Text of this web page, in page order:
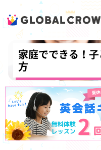
家庭でできる！
方